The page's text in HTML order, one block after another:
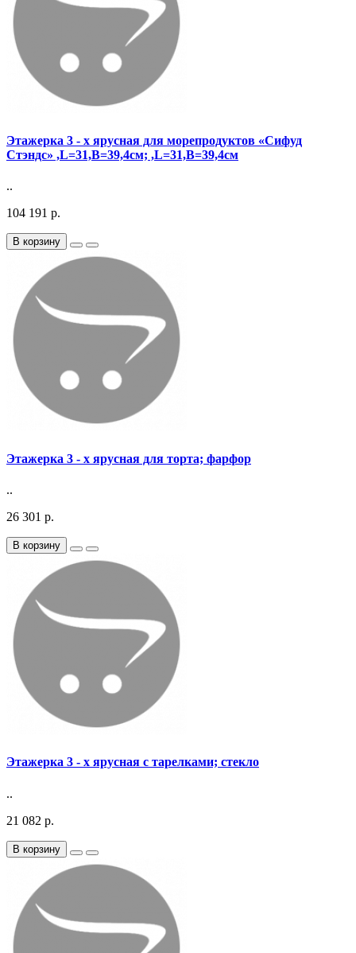
Этажерка 3 - х ярусная для морепродуктов «Сифуд
Стэндс» ,L=31,B=39,4см; ,L=31,B=39,4см
..
104 191 р.
В корзину
Этажерка 3 - х ярусная для торта; фарфор
..
26 301 р.
В корзину
Этажерка 3 - х ярусная с тарелками; стекло
..
21 082 р.
В корзину